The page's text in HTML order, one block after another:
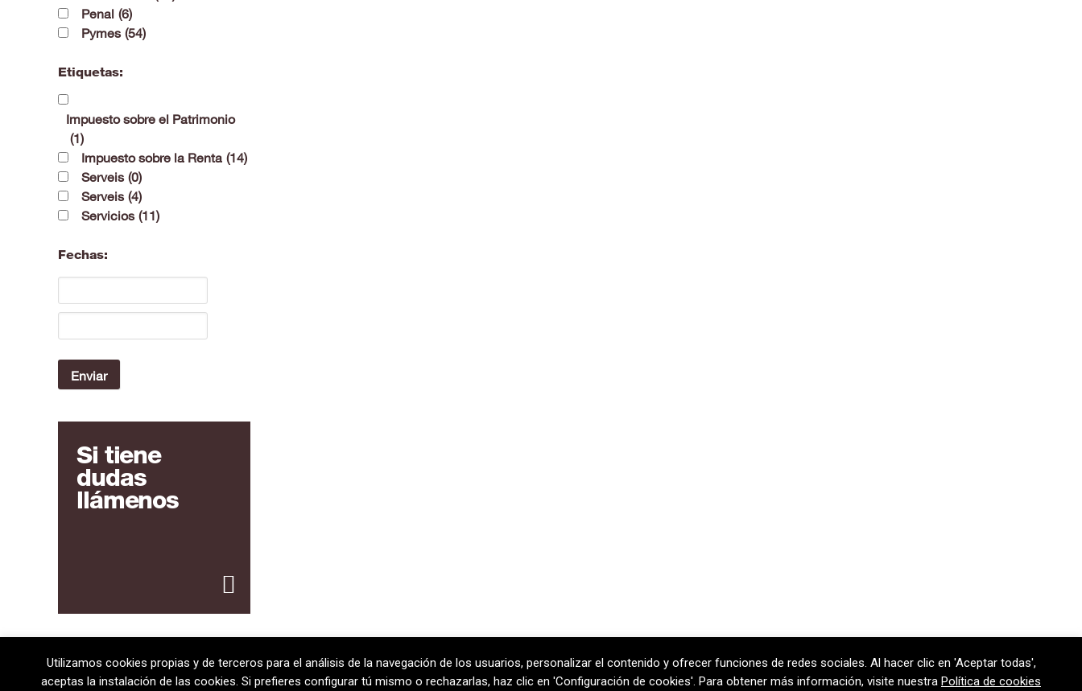
Penal (6)
Pymes (54)
Etiquetas:
Impuesto sobre el Patrimonio
(1)
Impuesto sobre la Renta (14)
Serveis (0)
Serveis (4)
Servicios (11)
Fechas:
Si tiene
dudas
llámenos
08720 Vilafranca del Penedès · General Prim 5, 2n · Barcelona T+34 938 170 417 ·F +34 938 170 301 contem@contem.es
Utilizamos cookies propias y de terceros para el análisis de la navegación de los usuarios, personalizar el contenido y ofrecer funciones de redes sociales. Al hacer clic en 'Aceptar todas',
aceptas la instalación de las cookies. Si prefieres configurar tú mismo o rechazarlas, haz clic en 'Configuración de cookies'. Para obtener más información, visite nuestra Política de cookies